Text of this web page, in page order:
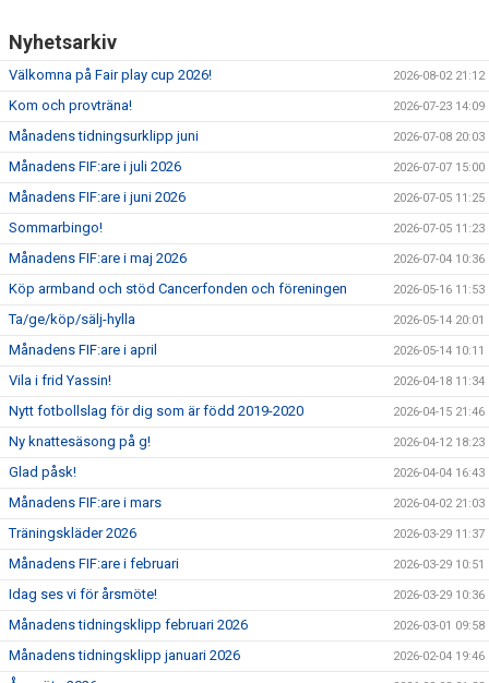
Nyhetsarkiv
Välkomna på Fair play cup 2026! 2026-08-02 21:12
Kom och provträna! 2026-07-23 14:09
Månadens tidningsurklipp juni 2026-07-08 20:03
Månadens FIF:are i juli 2026 2026-07-07 15:00
Månadens FIF:are i juni 2026 2026-07-05 11:25
Sommarbingo! 2026-07-05 11:23
Månadens FIF:are i maj 2026 2026-07-04 10:36
Köp armband och stöd Cancerfonden och föreningen 2026-05-16 11:53
Ta/ge/köp/sälj-hylla 2026-05-14 20:01
Månadens FIF:are i april 2026-05-14 10:11
Vila i frid Yassin! 2026-04-18 11:34
Nytt fotbollslag för dig som är född 2019-2020 2026-04-15 21:46
Ny knattesäsong på g! 2026-04-12 18:23
Glad påsk! 2026-04-04 16:43
Månadens FIF:are i mars 2026-04-02 21:03
Träningskläder 2026 2026-03-29 11:37
Månadens FIF:are i februari 2026-03-29 10:51
Idag ses vi för årsmöte! 2026-03-29 10:36
Månadens tidningsklipp februari 2026 2026-03-01 09:58
Månadens tidningsklipp januari 2026 2026-02-04 19:46